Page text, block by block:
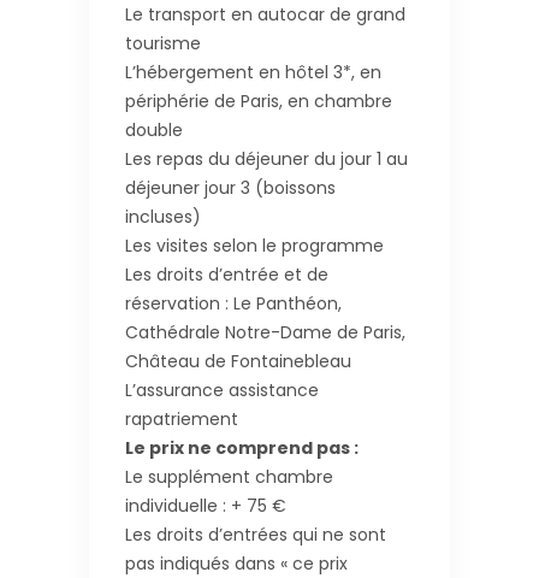
Le transport en autocar de grand
tourisme
L’hébergement en hôtel 3*, en
périphérie de Paris, en chambre
double
Les repas du déjeuner du jour 1 au
déjeuner jour 3 (boissons
incluses)
Les visites selon le programme
Les droits d’entrée et de
réservation : Le Panthéon,
Cathédrale Notre-Dame de Paris,
Château de Fontainebleau
L’assurance assistance
rapatriement
Le prix ne comprend pas :
Le supplément chambre
individuelle : + 75 €
Les droits d’entrées qui ne sont
pas indiqués dans « ce prix